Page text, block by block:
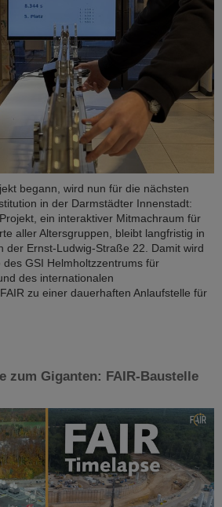
begann, wird nun für die nächsten
in der Darmstädter Innenstadt:
ein interaktiver Mitmachraum für
aller Altersgruppen, bleibt langfristig in
der Ernst-Ludwig-Straße 22. Damit wird
GSI Helmholtzzentrums für
des internationalen
zu einer dauerhaften Anlaufstelle für
zum Giganten: FAIR-Baustelle